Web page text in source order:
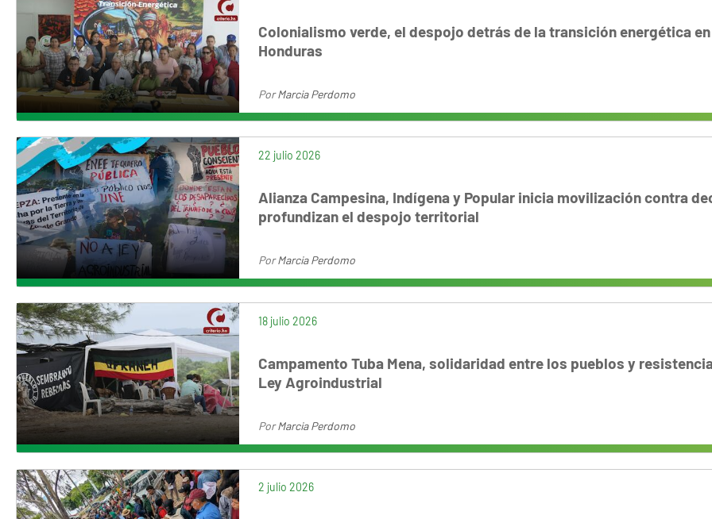
Colonialismo verde, el despojo detrás de la transición energética
Honduras
PorMarcia Perdomo
22 julio 2026
Alianza Campesina, Indígena y Popular inicia movilización contra
profundizan el despojo territorial
PorMarcia Perdomo
18 julio 2026
Campamento Tuba Mena, solidaridad entre los pueblos y
Ley Agroindustrial
PorMarcia Perdomo
2 julio 2026